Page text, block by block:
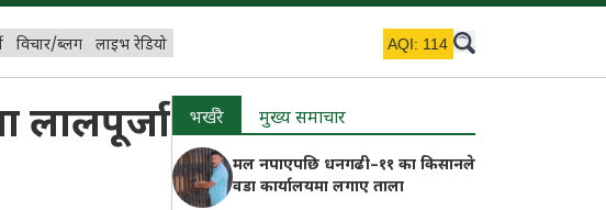
विचार/ब्लग लाइभ रेडियो AQI: 114
लालपूर्जा
भर्खरै मुख्य समाचार
मल नपाएपछि धनगढी–११ का किसानले
वडा कार्यालयमा लगाए ताला